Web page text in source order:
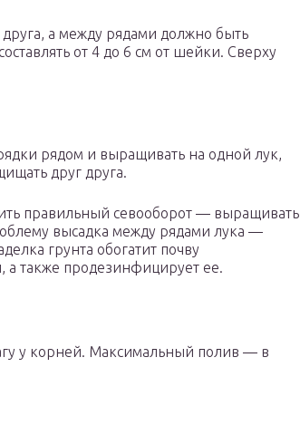
друга, а между рядами должно быть
от 4 до 6 см от шейки. Сверху
рядом и выращивать на одной лук,
друг друга.
правильный севооборот — выращивать
высадка между рядами лука —
грунта обогатит почву
также продезинфицирует ее.
у корней. Максимальный полив — в